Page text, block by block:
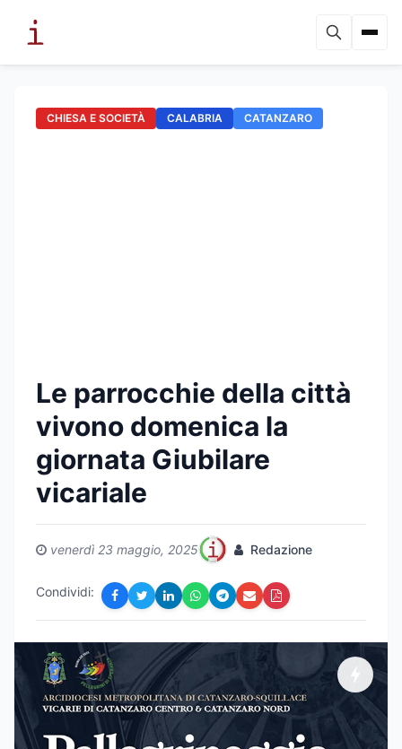
CHIESA E SOCIETÀ CALABRIA CATANZARO
Le parrocchie della città
vivono domenica la
giornata Giubilare
vicariale
venerdì 23 maggio, 2025 Redazione
Condividi: